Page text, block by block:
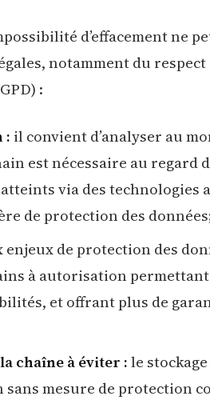
d’effacement ne
notamment du
:
: il convient d’analyser au
est nécessaire au regard
via des technologies
de protection des
de protection des
à autorisation
et offrant plus de
chaîne à éviter : le
mesure de protection